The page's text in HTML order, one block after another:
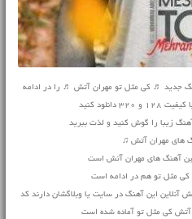
جدید ♬ کی مثل تو مهران آتش ♬ را در ادامه
دانلود کنید
زیبا را گوش کنید و لذت ببرید
های مهران آتش ♫
آهنگ های مهران آتش است
مثل تو هم در ادامه است
آنلاین این آهنگ در سایت یا وبلاگشان دارند کد
آتش کی مثل تو آماده شده است